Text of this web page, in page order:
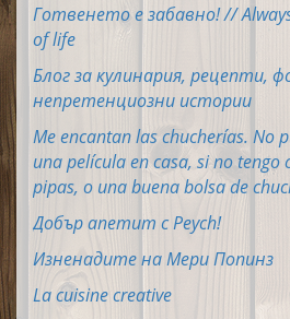
Готвенето е забавно! //
of life
Блог за кулинария, рецепти,
непретенциозни истории
Me encantan las chucherías. No
una película en casa, si no tengo
pipas, o una buena bolsa de
Добър апетит с Peych!
Изненадите на Мери Попинз
La cuisine creative